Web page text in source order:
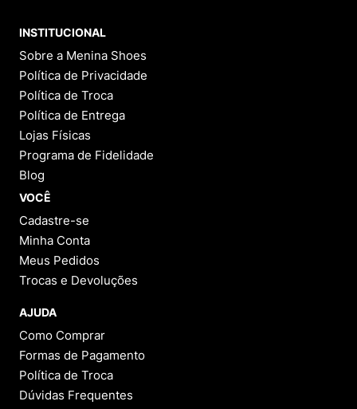
INSTITUCIONAL
Sobre a Menina Shoes
Política de Privacidade
Política de Troca
Política de Entrega
Lojas Físicas
Programa de Fidelidade
Blog
VOCÊ
Cadastre-se
Minha Conta
Meus Pedidos
Trocas e Devoluções
AJUDA
Como Comprar
Formas de Pagamento
Política de Troca
Dúvidas Frequentes